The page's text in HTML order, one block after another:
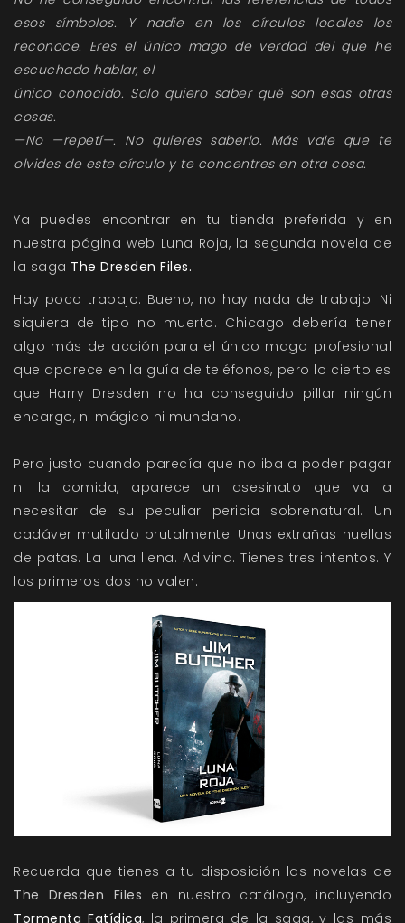
esos símbolos. Y nadie en los círculos locales los
reconoce. Eres el único mago de verdad del que he
escuchado hablar, el
único conocido. Solo quiero saber qué son esas otras
cosas.
—No —repetí—. No quieres saberlo. Más vale que te
olvides de este círculo y te concentres en otra cosa.
Ya puedes encontrar en tu tienda preferida y en
nuestra página web Luna Roja, la segunda novela de
la saga The Dresden Files.
Hay poco trabajo. Bueno, no hay nada de trabajo. Ni
siquiera de tipo no muerto. Chicago debería tener
algo más de acción para el único mago profesional
que aparece en la guía de teléfonos, pero lo cierto es
que Harry Dresden no ha conseguido pillar ningún
encargo, ni mágico ni mundano.
Pero justo cuando parecía que no iba a poder pagar
ni la comida, aparece un asesinato que va a
necesitar de su peculiar pericia sobrenatural. Un
cadáver mutilado brutalmente. Unas extrañas huellas
de patas. La luna llena. Adivina. Tienes tres intentos. Y
los primeros dos no valen.
Recuerda que tienes a tu disposición las novelas de
The Dresden Files en nuestro catálogo, incluyendo
Tormenta Fatídica, la primera de la saga, y las más